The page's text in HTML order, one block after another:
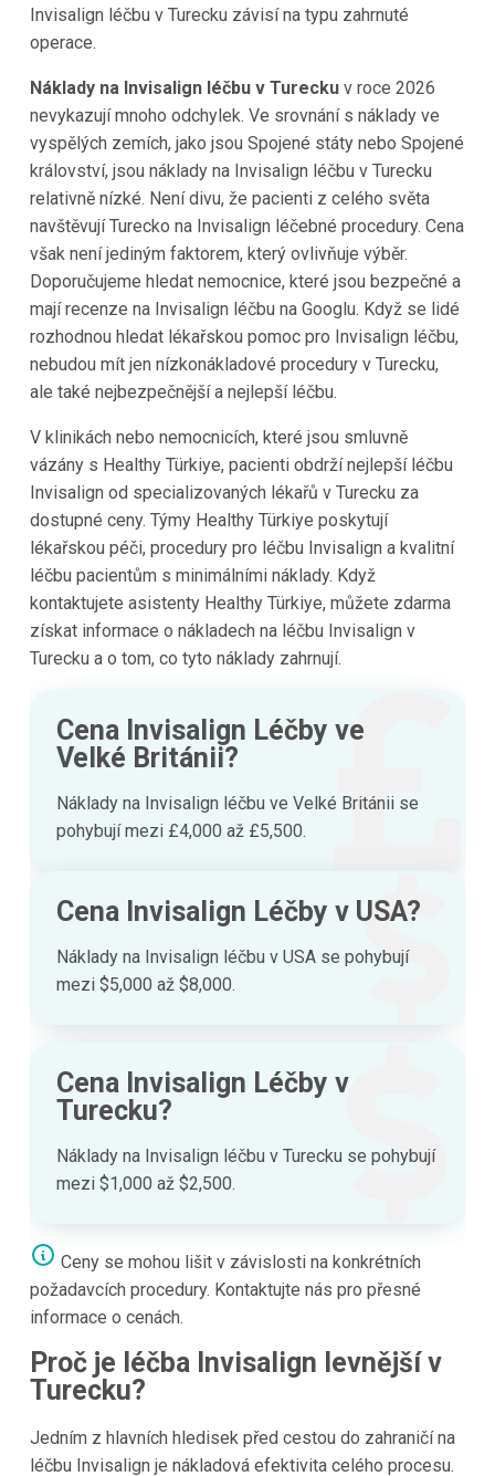
Invisalign léčbu v Turecku závisí na typu zahrnuté
operace.
Náklady na Invisalign léčbu v Tureckuv roce 2026
nevykazují mnoho odchylek. Ve srovnání s náklady ve
vyspělých zemích, jako jsou Spojené státy nebo Spojené
království, jsou náklady na Invisalign léčbu v Turecku
relativně nízké. Není divu, že pacienti z celého světa
navštěvují Turecko na Invisalign léčebné procedury. Cena
však není jediným faktorem, který ovlivňuje výběr.
Doporučujeme hledat nemocnice, které jsou bezpečné a
mají recenze na Invisalign léčbu na Googlu. Když se lidé
rozhodnou hledat lékařskou pomoc pro Invisalign léčbu,
nebudou mít jen nízkonákladové procedury v Turecku,
ale také nejbezpečnější a nejlepší léčbu.
V klinikách nebo nemocnicích, které jsou smluvně
vázány s Healthy Türkiye, pacienti obdrží nejlepší léčbu
Invisalign od specializovaných lékařů v Turecku za
dostupné ceny. Týmy Healthy Türkiye poskytují
lékařskou péči, procedury pro léčbu Invisalign a kvalitní
léčbu pacientům s minimálními náklady. Když
kontaktujete asistenty Healthy Türkiye, můžete zdarma
získat informace o nákladech na léčbu Invisalign v
Turecku a o tom, co tyto náklady zahrnují.
Cena Invisalign Léčby ve
Velké Británii?
Náklady na Invisalign léčbu ve Velké Británii se
pohybují mezi £4,000 až £5,500.
Cena Invisalign Léčby v USA?
Náklady na Invisalign léčbu v USA se pohybují
mezi $5,000 až $8,000.
Cena Invisalign Léčby v
Turecku?
Náklady na Invisalign léčbu v Turecku se pohybují
mezi $1,000 až $2,500.
Ceny se mohou lišit v závislosti na konkrétních
požadavcích procedury. Kontaktujte nás pro přesné
informace o cenách.
Proč je léčba Invisalign levnější v
Turecku?
Jedním z hlavních hledisek před cestou do zahraničí na
léčbu Invisalign je nákladová efektivita celého procesu.